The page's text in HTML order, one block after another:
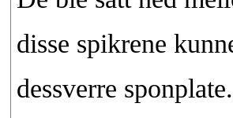
disse spikrene
dessverre